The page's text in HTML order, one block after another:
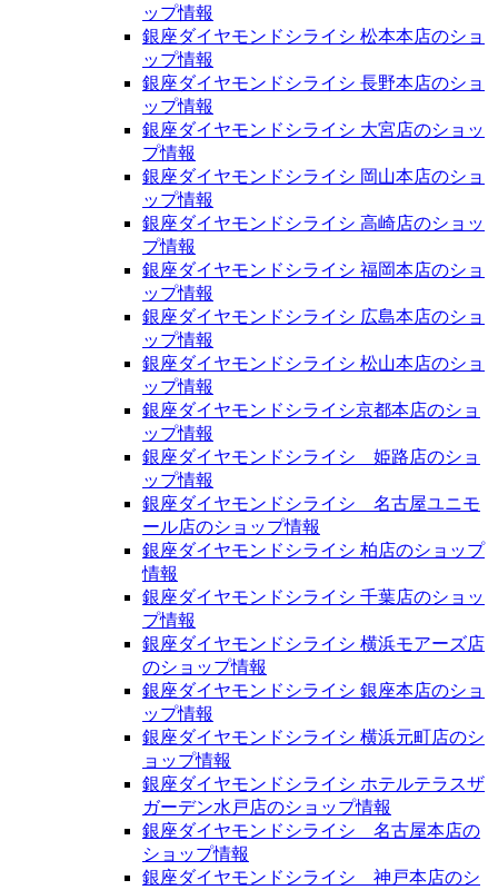
ップ情報
銀座ダイヤモンドシライシ 松本本店のショ
ップ情報
銀座ダイヤモンドシライシ 長野本店のショ
ップ情報
銀座ダイヤモンドシライシ 大宮店のショッ
プ情報
銀座ダイヤモンドシライシ 岡山本店のショ
ップ情報
銀座ダイヤモンドシライシ 高崎店のショッ
プ情報
銀座ダイヤモンドシライシ 福岡本店のショ
ップ情報
銀座ダイヤモンドシライシ 広島本店のショ
ップ情報
銀座ダイヤモンドシライシ 松山本店のショ
ップ情報
銀座ダイヤモンドシライシ京都本店のショ
ップ情報
銀座ダイヤモンドシライシ 姫路店のショ
ップ情報
銀座ダイヤモンドシライシ 名古屋ユニモ
ール店のショップ情報
銀座ダイヤモンドシライシ 柏店のショップ
情報
銀座ダイヤモンドシライシ 千葉店のショッ
プ情報
銀座ダイヤモンドシライシ 横浜モアーズ店
のショップ情報
銀座ダイヤモンドシライシ 銀座本店のショ
ップ情報
銀座ダイヤモンドシライシ 横浜元町店のシ
ョップ情報
銀座ダイヤモンドシライシ ホテルテラスザ
ガーデン水戸店のショップ情報
銀座ダイヤモンドシライシ 名古屋本店の
ショップ情報
銀座ダイヤモンドシライシ 神戸本店のシ